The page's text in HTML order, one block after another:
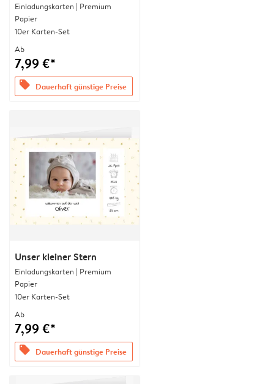
Einladungskarten | Premium
Papier
10er Karten-Set
Ab
7,99 €*
offers Dauerhaft günstige Preise
Unser kleiner Stern
Einladungskarten | Premium
Papier
10er Karten-Set
Ab
7,99 €*
offers Dauerhaft günstige Preise